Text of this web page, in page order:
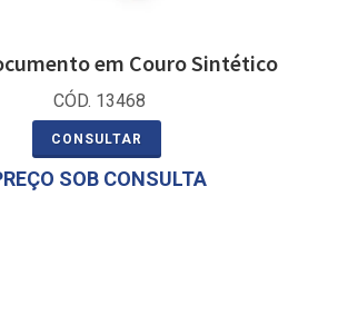
em Couro Sintético
CÓD. 13468
CONSULTAR
SOB CONSULTA